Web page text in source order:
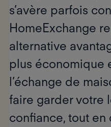
s’avère parfois
HomeExchange
alternative
plus économique
l’échange de
faire garder votre
confiance, tout